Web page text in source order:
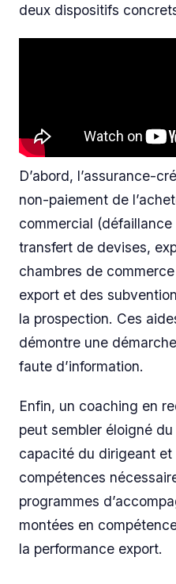
deux dispositifs
D’abord, l’assurance-
non-paiement de
commercial
transfert de devises,
chambres de
export et des
la prospection. Ces
démontre une
faute d’information.
Enfin, un coaching en
peut sembler éloigné
capacité du dirigeant
compétences
programmes
montées en
la performance export.